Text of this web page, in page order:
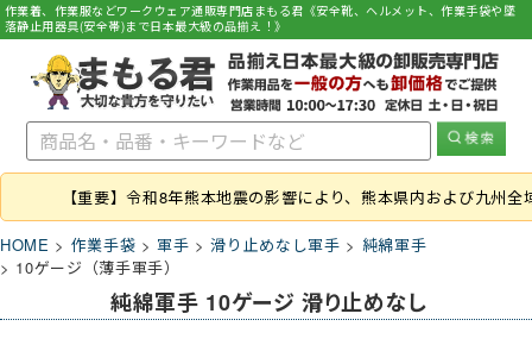
作業着、作業服などワークウェア通販専門店まもる君《安全靴、ヘルメット、作業手袋や墜
落静止用器具(安全帯)まで日本最大級の品揃え！》
【重要】令和8年熊本地震の影響により、熊本県内および九州
HOME 作業手袋 軍手 滑り止めなし軍手
純綿軍手
10ゲージ（薄手軍手）
純綿軍手 10ゲージ 滑り止めなし